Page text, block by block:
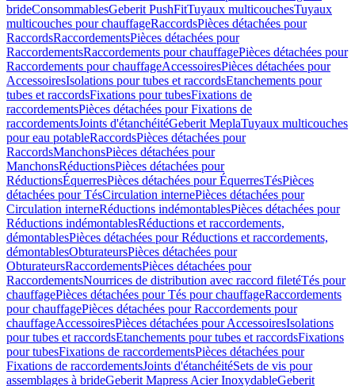
brideConsommablesGeberit PushFitTuyaux multicouchesTuyaux
multicouches pour chauffageRaccordsPièces détachées pour
RaccordsRaccordementsPièces détachées pour
RaccordementsRaccordements pour chauffagePièces détachées pour
Raccordements pour chauffageAccessoiresPièces détachées pour
AccessoiresIsolations pour tubes et raccordsEtanchements pour
tubes et raccordsFixations pour tubesFixations de
raccordementsPièces détachées pour Fixations de
raccordementsJoints d'étanchéitéGeberit MeplaTuyaux multicouches
pour eau potableRaccordsPièces détachées pour
RaccordsManchonsPièces détachées pour
ManchonsRéductionsPièces détachées pour
RéductionsÉquerresPièces détachées pour ÉquerresTésPièces
détachées pour TésCirculation internePièces détachées pour
Circulation interneRéductions indémontablesPièces détachées pour
Réductions indémontablesRéductions et raccordements,
démontablesPièces détachées pour Réductions et raccordements,
démontablesObturateursPièces détachées pour
ObturateursRaccordementsPièces détachées pour
RaccordementsNourrices de distribution avec raccord filetéTés pour
chauffagePièces détachées pour Tés pour chauffageRaccordements
pour chauffagePièces détachées pour Raccordements pour
chauffageAccessoiresPièces détachées pour AccessoiresIsolations
pour tubes et raccordsEtanchements pour tubes et raccordsFixations
pour tubesFixations de raccordementsPièces détachées pour
Fixations de raccordementsJoints d'étanchéitéSets de vis pour
assemblages à brideGeberit Mapress Acier InoxydableGeberit